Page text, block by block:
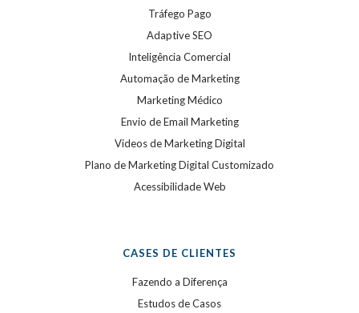
Tráfego Pago
Adaptive SEO
Inteligência Comercial
Automação de Marketing
Marketing Médico
Envio de Email Marketing
Videos de Marketing Digital
Plano de Marketing Digital Customizado
Acessibilidade Web
CASES DE CLIENTES
Fazendo a Diferença
Estudos de Casos